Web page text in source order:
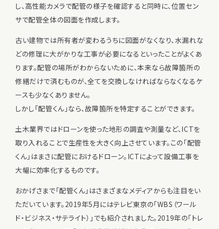
し、高性能カメラで配管の様子を確認すると同時に、位置セン
サで配管全体の図面を作成します。
古い建物では所有者が変わるうちに図面がなくなり、水漏れな
どの修理に大がかりな工事が必要になるといったことがよくあ
ります。配管の場所がわからないために、本来なら故障箇所の
修繕だけで済むものが、全てを交換しなければならなくなるケ
ースも少なくありません。
しかし「配管くん」なら、故障箇所を特定することができます。
土木業界ではドローンを使った地形の調査や測量など、ICTを
取り入れることで生産性を大きく向上させています。この「配管
くん」はまさに配管におけるドローン。ICTによって設備工事を
大幅に効率化するものです。
おかげさまで「配管くん」はさまざまなメディアからも注目をい
ただいています。2019年5月にはテレビ東京の「WBS（ワール
ド・ビジネス・サテライト）」でも紹介されました。2019年の「トレ